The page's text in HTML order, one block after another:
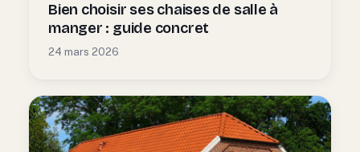
Bien choisir ses chaises de salle à
manger : guide concret
24 mars 2026